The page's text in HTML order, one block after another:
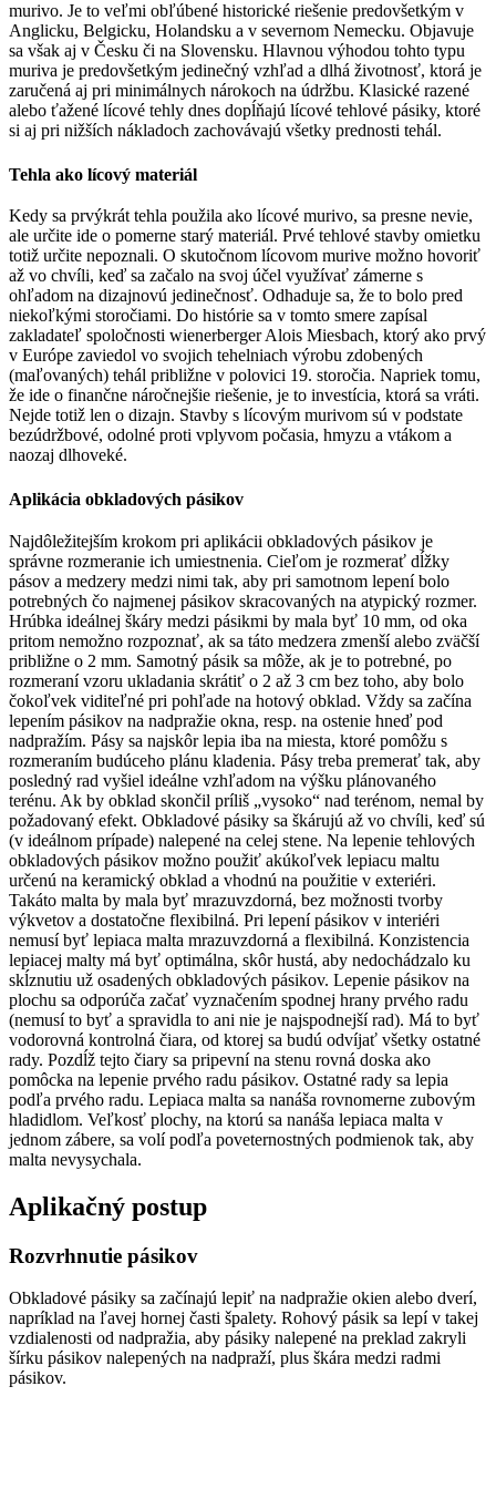
murivo. Je to veľmi obľúbené historické riešenie predovšetkým v
Anglicku, Belgicku, Holandsku a v severnom Nemecku. Objavuje
sa však aj v Česku či na Slovensku. Hlavnou výhodou tohto typu
muriva je predovšetkým jedinečný vzhľad a dlhá životnosť, ktorá je
zaručená aj pri minimálnych nárokoch na údržbu. Klasické razené
alebo ťažené lícové tehly dnes dopĺňajú lícové tehlové pásiky, ktoré
si aj pri nižších nákladoch zachovávajú všetky prednosti tehál.
Tehla ako lícový materiál
Kedy sa prvýkrát tehla použila ako lícové murivo, sa presne nevie,
ale určite ide o pomerne starý materiál. Prvé tehlové stavby omietku
totiž určite nepoznali. O skutočnom lícovom murive možno hovoriť
až vo chvíli, keď sa začalo na svoj účel využívať zámerne s
ohľadom na dizajnovú jedinečnosť. Odhaduje sa, že to bolo pred
niekoľkými storočiami. Do histórie sa v tomto smere zapísal
zakladateľ spoločnosti wienerberger Alois Miesbach, ktorý ako prvý
v Európe zaviedol vo svojich tehelniach výrobu zdobených
(maľovaných) tehál približne v polovici 19. storočia. Napriek tomu,
že ide o finančne náročnejšie riešenie, je to investícia, ktorá sa vráti.
Nejde totiž len o dizajn. Stavby s lícovým murivom sú v podstate
bezúdržbové, odolné proti vplyvom počasia, hmyzu a vtákom a
naozaj dlhoveké.
Aplikácia obkladových pásikov
Najdôležitejším krokom pri aplikácii obkladových pásikov je
správne rozmeranie ich umiestnenia. Cieľom je rozmerať dĺžky
pásov a medzery medzi nimi tak, aby pri samotnom lepení bolo
potrebných čo najmenej pásikov skracovaných na atypický rozmer.
Hrúbka ideálnej škáry medzi pásikmi by mala byť 10 mm, od oka
pritom nemožno rozpoznať, ak sa táto medzera zmenší alebo zväčší
približne o 2 mm. Samotný pásik sa môže, ak je to potrebné, po
rozmeraní vzoru ukladania skrátiť o 2 až 3 cm bez toho, aby bolo
čokoľvek viditeľné pri pohľade na hotový obklad. Vždy sa začína
lepením pásikov na nadpražie okna, resp. na ostenie hneď pod
nadpražím. Pásy sa najskôr lepia iba na miesta, ktoré pomôžu s
rozmeraním budúceho plánu kladenia. Pásy treba premerať tak, aby
posledný rad vyšiel ideálne vzhľadom na výšku plánovaného
terénu. Ak by obklad skončil príliš „vysoko“ nad terénom, nemal by
požadovaný efekt. Obkladové pásiky sa škárujú až vo chvíli, keď sú
(v ideálnom prípade) nalepené na celej stene. Na lepenie tehlových
obkladových pásikov možno použiť akúkoľvek lepiacu maltu
určenú na keramický obklad a vhodnú na použitie v exteriéri.
Takáto malta by mala byť mrazuvzdorná, bez možnosti tvorby
výkvetov a dostatočne flexibilná. Pri lepení pásikov v interiéri
nemusí byť lepiaca malta mrazuvzdorná a flexibilná. Konzistencia
lepiacej malty má byť optimálna, skôr hustá, aby nedochádzalo ku
skĺznutiu už osadených obkladových pásikov. Lepenie pásikov na
plochu sa odporúča začať vyznačením spodnej hrany prvého radu
(nemusí to byť a spravidla to ani nie je najspodnejší rad). Má to byť
vodorovná kontrolná čiara, od ktorej sa budú odvíjať všetky ostatné
rady. Pozdĺž tejto čiary sa pripevní na stenu rovná doska ako
pomôcka na lepenie prvého radu pásikov. Ostatné rady sa lepia
podľa prvého radu. Lepiaca malta sa nanáša rovnomerne zubovým
hladidlom. Veľkosť plochy, na ktorú sa nanáša lepiaca malta v
jednom zábere, sa volí podľa poveternostných podmienok tak, aby
malta nevysychala.
Aplikačný postup
Rozvrhnutie pásikov
Obkladové pásiky sa začínajú lepiť na nadpražie okien alebo dverí,
napríklad na ľavej hornej časti špalety. Rohový pásik sa lepí v takej
vzdialenosti od nadpražia, aby pásiky nalepené na preklad zakryli
šírku pásikov nalepených na nadpraží, plus škára medzi radmi
pásikov.